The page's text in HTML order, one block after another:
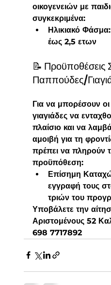
οικογενειών με
συγκεκριμένα:
Ηλικιακό Φάσμα:
έως 2,5 ετων
📝 Προϋποθέσεις
Παππούδες/
Για να μπορέσουν
γιαγιάδες να
πλαίσιο και να
αμοιβή για τη
πρέπει να πληρούν
προϋπόθεση:
Επίσημη
εγγραφή τους
τριών του
Υποβάλετε την
Αριστομένους 52
698 7717892